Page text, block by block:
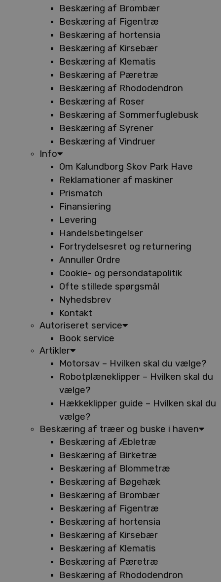
Beskæring af Brombær
Beskæring af Figentræ
Beskæring af hortensia
Beskæring af Kirsebær
Beskæring af Klematis
Beskæring af Pæretræ
Beskæring af Rhododendron
Beskæring af Roser
Beskæring af Sommerfuglebusk
Beskæring af Syrener
Beskæring af Vindruer
Info
Om Kalundborg Skov Park Have
Reklamationer af maskiner
Prismatch
Finansiering
Levering
Handelsbetingelser
Fortrydelsesret og returnering
Annuller Ordre
Cookie- og persondatapolitik
Ofte stillede spørgsmål
Nyhedsbrev
Kontakt
Autoriseret service
Book service
Artikler
Motorsav – Hvilken skal du vælge?
Robotplæneklipper – Hvilken skal du
vælge?
Hækkeklipper guide – Hvilken skal du
vælge?
Beskæring af træer og buske i haven
Beskæring af Æbletræ
Beskæring af Birketræ
Beskæring af Blommetræ
Beskæring af Bøgehæk
Beskæring af Brombær
Beskæring af Figentræ
Beskæring af hortensia
Beskæring af Kirsebær
Beskæring af Klematis
Beskæring af Pæretræ
Beskæring af Rhododendron